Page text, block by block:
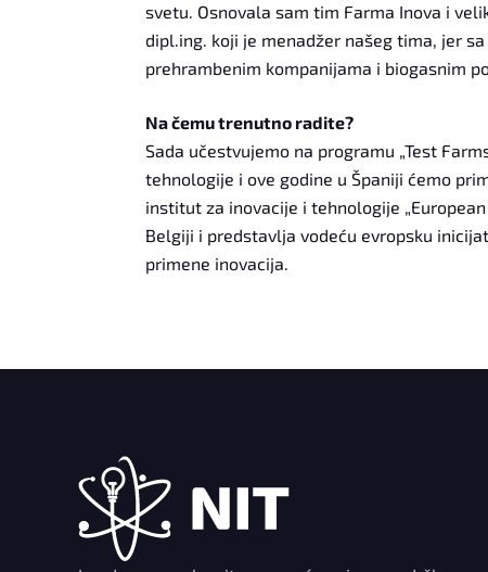
svetu. Osnovala sam tim Farma Inova i
dipl.ing. koji je menadžer našeg tima, jer
prehrambenim kompanijama i biogasnim
Na čemu trenutno radite?
Sada učestvujemo na programu „Test
tehnologije i ove godine u Španiji ćemo
institut za inovacije i tehnologije
Belgiji i predstavlja vodeću evropsku
primene inovacija.